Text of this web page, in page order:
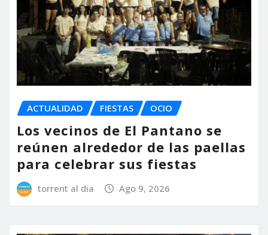
ACTUALIDAD FIESTAS OCIO
Los vecinos de El Pantano se
reúnen alrededor de las paellas
para celebrar sus fiestas
torrent al dia Ago 9, 2026